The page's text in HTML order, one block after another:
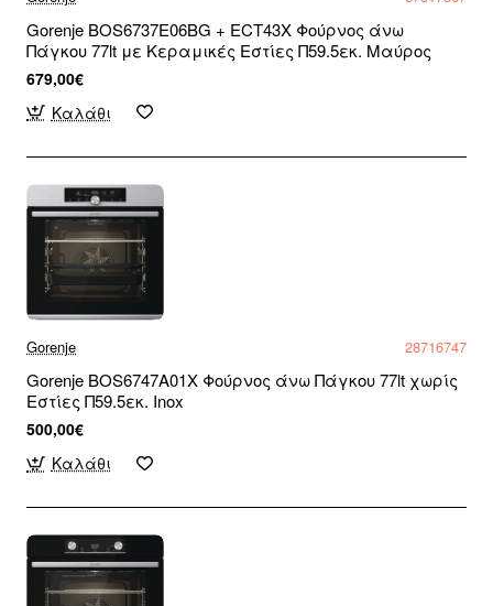
Gorenje BOS6737E06BG + ECT43X Φούρνος άνω
Πάγκου 77lt με Κεραμικές Εστίες Π59.5εκ. Μαύρος
679,00€
Καλάθι
Gorenje 28716747
Gorenje BOS6747A01X Φούρνος άνω Πάγκου 77lt χωρίς
Εστίες Π59.5εκ. Inox
500,00€
Καλάθι